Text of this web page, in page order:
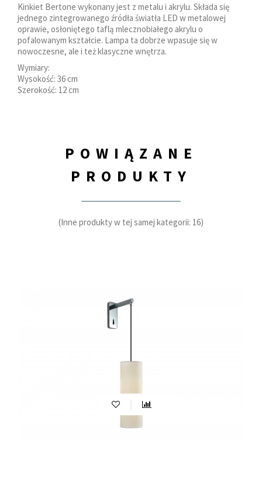
Kinkiet Bertone wykonany jest z metalu i akrylu. Składa się
jednego zintegrowanego źródła światła LED w metalowej
oprawie, osłoniętego taflą mlecznobiałego akrylu o
pofalowanym kształcie. Lampa ta dobrze wpasuje się w
nowoczesne, ale i też klasyczne wnętrza.
Wymiary:
Wysokość: 36 cm
Szerokość: 12 cm
POWIĄZANE
PRODUKTY
(Inne produkty w tej samej kategorii: 16)